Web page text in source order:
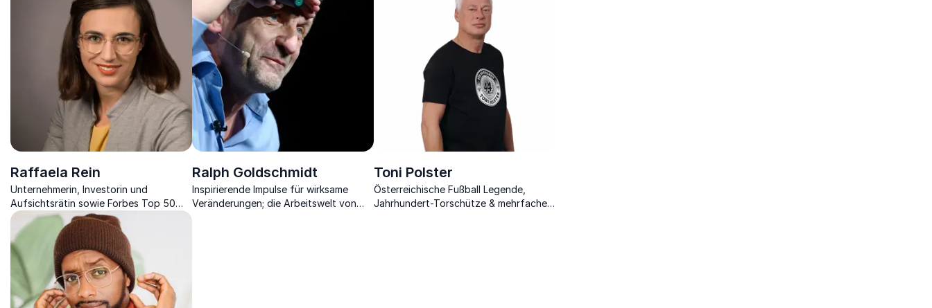
Raffaela Rein
Unternehmerin, Investorin und
Aufsichtsrätin sowie Forbes Top 50
European Women im Tech Bereich.
Ralph Goldschmidt
Inspirierende Impulse für wirksame
Veränderungen; die Arbeitswelt von
Toni Polster
Österreichische Fußball Legende,
Jahrhundert-Torschütze & mehrfacher